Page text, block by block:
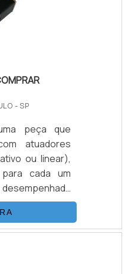
dois sinais de
- SP
peça que
atuadores
ou linear),
cada um
de gases e
tendo
dupla ação ou
pneumático